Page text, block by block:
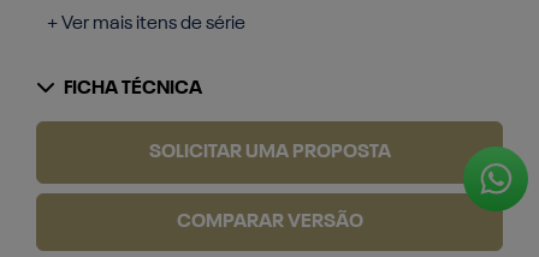
+ Ver mais itens de série
FICHA TÉCNICA
SOLICITAR UMA PROPOSTA
COMPARAR VERSÃO